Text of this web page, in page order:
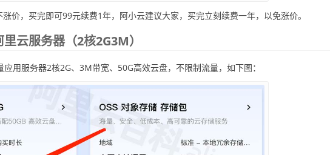
价，买完即可99元续费1年，阿小云建议大家，买完立刻续费一年，以免涨价。
云服务器（2核2G3M）
用服务器2核2G、3M带宽、50G高效云盘，不限制流量，如下图：